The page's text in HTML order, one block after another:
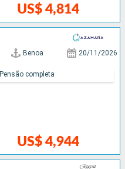
US$ 4,814
Benoa 20/11/2026
US$ 4,944
Pensão completa